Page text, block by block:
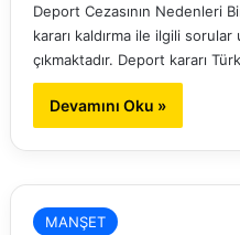
Deport Cezasının Nedenleri
kararı kaldırma ile ilgili sorular
çıkmaktadır. Deport kararı
Devamını Oku »
MANŞET